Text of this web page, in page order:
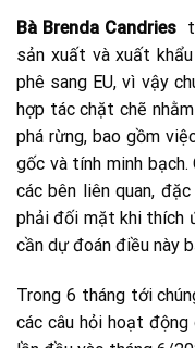
Bà Brenda Candries
sản xuất và xuất
phê sang EU, vì vậy
hợp tác chặt chẽ
phá rừng, bao gồm
gốc và tính minh
các bên liên quan,
phải đối mặt khi thích
cần dự đoán điều này
Trong 6 tháng tới
các câu hỏi hoạt